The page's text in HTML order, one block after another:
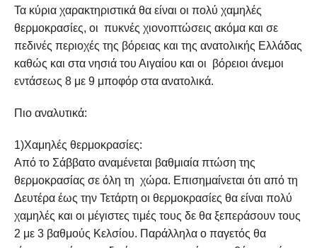
Τα κύρια χαρακτηριστικά θα είναι οι πολύ χαμηλές
θερμοκρασίες, οι πυκνές χιονοπτώσεις ακόμα και σε
πεδινές περιοχές της βόρειας και της ανατολικής Ελλάδας
καθώς και στα νησιά του Αιγαίου και οι βόρειοι άνεμοι
εντάσεως 8 με 9 μποφόρ στα ανατολικά.
Πιο αναλυτικά:
1)Χαμηλές θερμοκρασίες:
Από το Σάββατο αναμένεται βαθμιαία πτώση της
θερμοκρασίας σε όλη τη χώρα. Επισημαίνεται ότι από τη
Δευτέρα έως την Τετάρτη οι θερμοκρασίες θα είναι πολύ
χαμηλές και οι μέγιστες τιμές τους δε θα ξεπεράσουν τους
2 με 3 βαθμούς Κελσίου. Παράλληλα ο παγετός θα